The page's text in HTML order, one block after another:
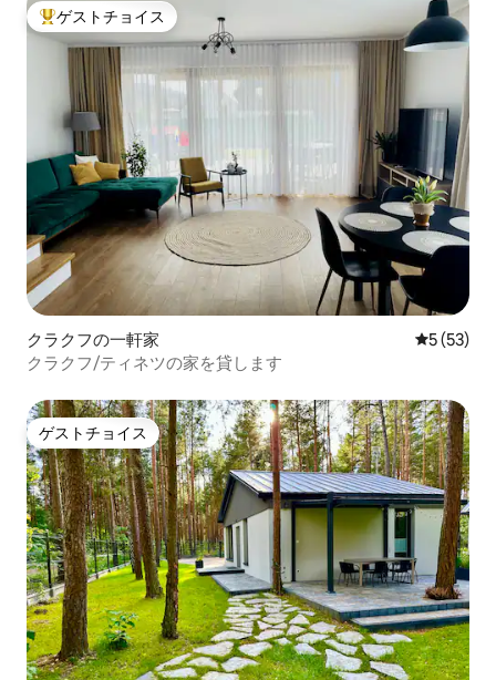
大好評のゲストチョイスです。
ゲストチョイス
クラクフの一軒家 レビュー
5 (53)
クラクフ/ティネツの家を貸します
ゲストチョイス
ゲストチョイス